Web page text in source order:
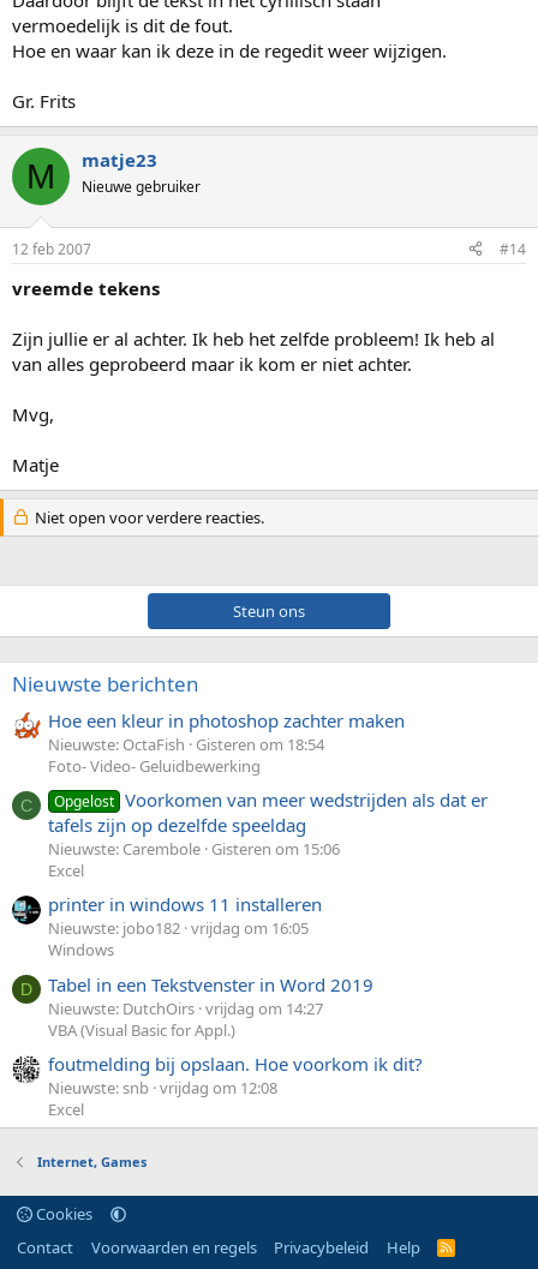
vermoedelijk is dit de fout.
Hoe en waar kan ik deze in de regedit weer wijzigen.
Gr. Frits
M matje23
Nieuwe gebruiker
12 feb 2007 #14
vreemde tekens
Zijn jullie er al achter. Ik heb het zelfde probleem! Ik heb al
van alles geprobeerd maar ik kom er niet achter.
Mvg,
Matje
Niet open voor verdere reacties.
Steun ons
Nieuwste berichten
Hoe een kleur in photoshop zachter maken
Nieuwste: OctaFish
Gisteren om 18:54
Foto- Video- Geluidbewerking
C Opgelost Voorkomen van meer wedstrijden als dat er
tafels zijn op dezelfde speeldag
Nieuwste: Carembole Gisteren om 15:06
Excel
printer in windows 11 installeren
Nieuwste: jobo182 vrijdag om 16:05
Windows
D Tabel in een Tekstvenster in Word 2019
Nieuwste: DutchOirs vrijdag om 14:27
VBA (Visual Basic for Appl.)
foutmelding bij opslaan. Hoe voorkom ik dit?
Nieuwste: snb vrijdag om 12:08
Excel
Internet, Games
Cookies
Contact
Voorwaarden en regels Privacybeleid Help
R